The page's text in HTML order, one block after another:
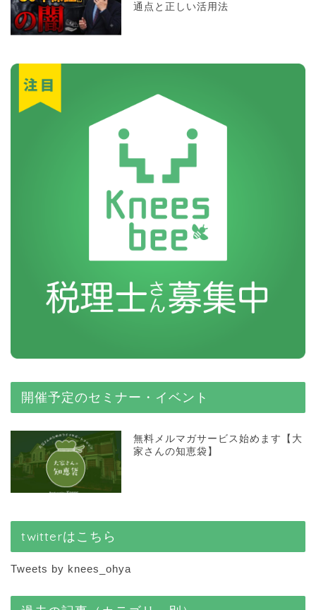
通点と正しい活用法
開催予定のセミナー・イベント
無料メルマガサービス始めます【大
家さんの知恵袋】
twitterはこちら
Tweets by knees_ohya